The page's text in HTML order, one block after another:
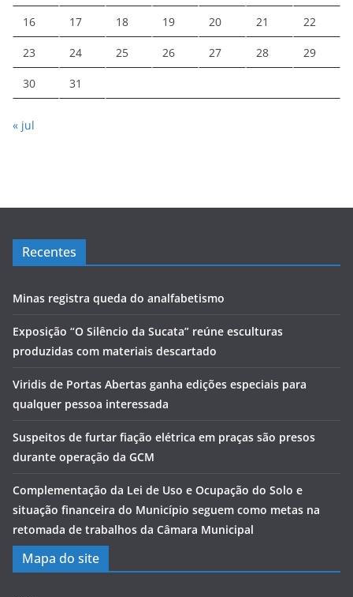
16 17 18 19 20 21 22
23 24 25 26 27 28 29
30 31
« jul
Recentes
Minas registra queda do analfabetismo
Exposição “O Silêncio da Sucata” reúne esculturas
produzidas com materiais descartado
Viridis de Portas Abertas ganha edições especiais para
qualquer pessoa interessada
Suspeitos de furtar fiação elétrica em praças são presos
durante operação da GCM
Complementação da Lei de Uso e Ocupação do Solo e
situação financeira do Município seguem como metas na
retomada de trabalhos da Câmara Municipal
Mapa do site